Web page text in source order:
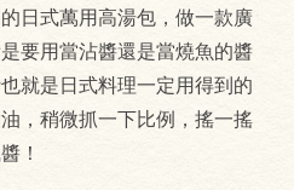
日式萬用高湯包，做一款廣
要用當沾醬還是當燒魚的醬
就是日式料理一定用得到的
，稍微抓一下比例，搖一搖
！